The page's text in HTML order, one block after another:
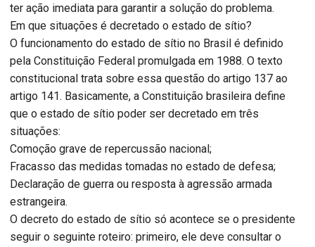
ter ação imediata para garantir a solução do problema.
Em que situações é decretado o estado de sítio?
O funcionamento do estado de sítio no Brasil é definido
pela Constituição Federal promulgada em 1988. O texto
constitucional trata sobre essa questão do artigo 137 ao
artigo 141. Basicamente, a Constituição brasileira define
que o estado de sítio poder ser decretado em três
situações:
Comoção grave de repercussão nacional;
Fracasso das medidas tomadas no estado de defesa;
Declaração de guerra ou resposta à agressão armada
estrangeira.
O decreto do estado de sítio só acontece se o presidente
seguir o seguinte roteiro: primeiro, ele deve consultar o